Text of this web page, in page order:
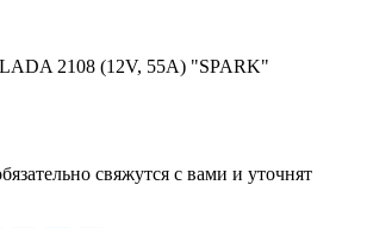
LADA 2108 (12V, 55A) "SPARK"
свяжутся с вами и уточнят